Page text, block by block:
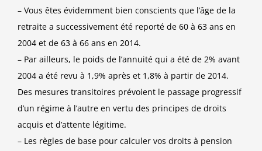
– Vous êtes évidemment bien conscients que l’âge de la
retraite a successivement été reporté de 60 à 63 ans en
2004 et de 63 à 66 ans en 2014.
– Par ailleurs, le poids de l’annuité qui a été de 2% avant
2004 a été revu à 1,9% après et 1,8% à partir de 2014.
Des mesures transitoires prévoient le passage progressif
d’un régime à l’autre en vertu des principes de droits
acquis et d’attente légitime.
– Les règles de base pour calculer vos droits à pension